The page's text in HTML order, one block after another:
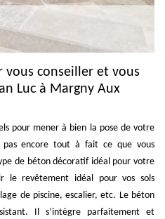
vous conseiller et vous
Luc à Margny Aux
pour mener à bien la pose de votre
pas encore tout à fait ce que vous
de béton décoratif idéal pour votre
le revêtement idéal pour vos sols
de piscine, escalier, etc. Le béton
Il s’intègre parfaitement et